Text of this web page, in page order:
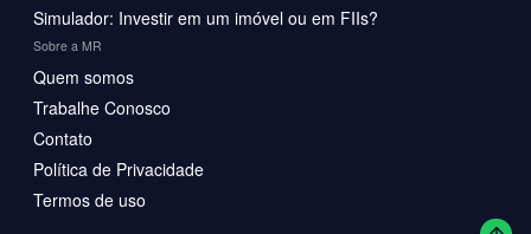
Simulador: Investir em um imóvel ou em FIIs?
Sobre a MR
Quem somos
Trabalhe Conosco
Contato
Política de Privacidade
Termos de uso